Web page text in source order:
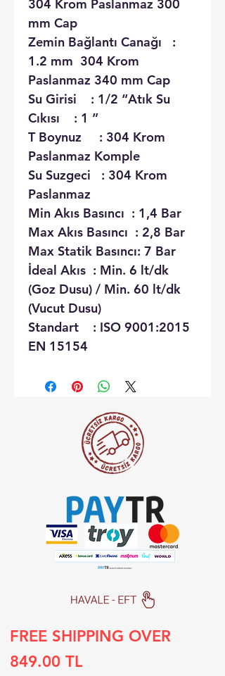
304 Krom Paslanmaz 300
mm Cap
Zemin Bağlantı Canağı :
1.2 mm 304 Krom
Paslanmaz 340 mm Cap
Su Girisi : 1/2 “Atık Su
Cıkısı : 1 ”
T Boynuz : 304 Krom
Paslanmaz Komple
Su Suzgeci : 304 Krom
Paslanmaz
Min Akıs Basıncı : 1,4 Bar
Max Akıs Basıncı : 2,8 Bar
Max Statik Basıncı: 7 Bar
İdeal Akıs : Min. 6 lt/dk
(Goz Dusu) / Min. 60 lt/dk
(Vucut Dusu)
Standart : ISO 9001:2015
EN 15154
FREE SHIPPING OVER
849.00 TL